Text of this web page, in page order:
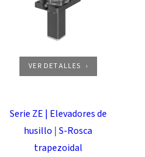
VER DETALLES
Serie ZE | Elevadores de
husillo |S-Rosca
trapezoidal